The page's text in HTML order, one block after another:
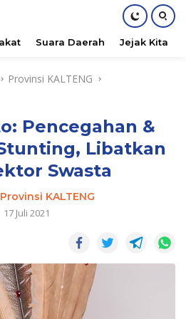
Suara Daerah Jejak Kita
Provinsi KALTENG
Pencegahan &
Libatkan
Swasta
Provinsi KALTENG
17 Juli 2021